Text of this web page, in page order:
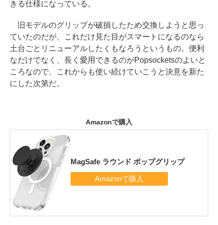
きる仕様になっている。
旧モデルのグリップが破損したため交換しようと思っ
ていたのだが、これだけ見た目がスマートになるのなら
土台ごとリニューアルしたくもなろうというもの。便利
なだけでなく、長く愛用できるのがPopsocketsのよいと
ころなので、これからも使い続けていこうと決意を新た
にした次第だ。
Amazonで購入
MagSafe ラウンド ポップグリップ